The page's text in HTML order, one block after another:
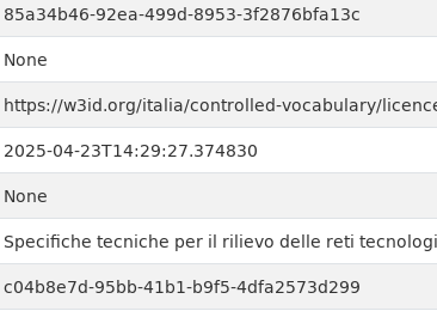
85a34b46-92ea-499d-8953-3f2876bfa13c
None
https://w3id.org/italia/controlled-vocabulary/
2025-04-23T14:29:27.374830
None
Specifiche tecniche per il rilievo delle reti
c04b8e7d-95bb-41b1-b9f5-4dfa2573d299